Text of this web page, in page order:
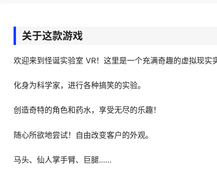
关于这款游戏
欢迎来到怪诞实验室 VR！这里是一个充满奇趣的虚拟现实
化身为科学家，进行各种搞笑的实验。
创造奇特的角色和药水，享受无尽的乐趣！
随心所欲地尝试！自由改变客户的外观。
马头、仙人掌手臂、巨腿……